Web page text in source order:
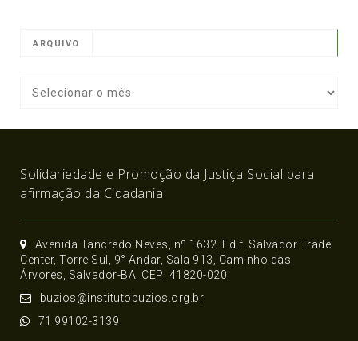
ARQUIVO
Solidariedade e Promoção da Justiça Social para
afirmação da Cidadania
Avenida Tancredo Neves, nº 1632. Edif. Salvador Trade
Center, Torre Sul, 9° Andar, Sala 913, Caminho das
Árvores, Salvador-BA, CEP: 41820-020
buzios@institutobuzios.org.br
71 99102-3139